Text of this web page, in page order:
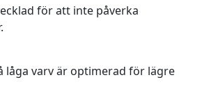
för att inte påverka
låga varv är optimerad för lägre